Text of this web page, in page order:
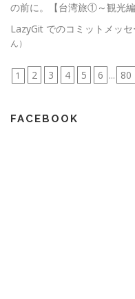
の前に。【台湾旅①～観光編
LazyGit でのコミットメッ
ん）
1 2 3 4 5 6 ... 80
FACEBOOK